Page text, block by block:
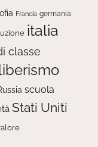
Francia germania
italia
classe
scuola
Stati Uniti